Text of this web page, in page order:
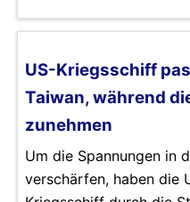
US-Kriegsschiff
Taiwan, während
zunehmen
Um die Spannungen in
verschärfen, haben die